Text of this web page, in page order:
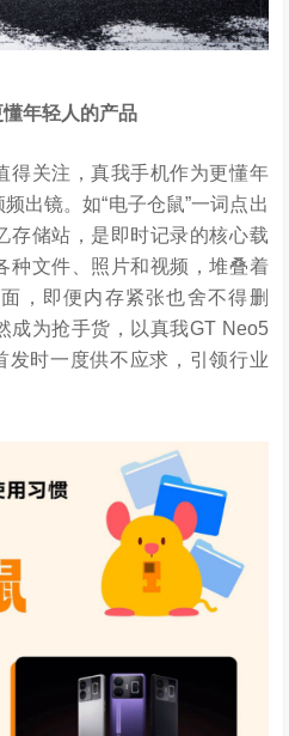
年轻人的产品
得关注，真我手机作为更懂年
出镜。如“电子仓鼠”一词点出
存储站，是即时记录的核心载
种文件、照片和视频，堆叠着
，即便内存紧张也舍不得删
成为抢手货，以真我GT Neo5
发时一度供不应求，引领行业